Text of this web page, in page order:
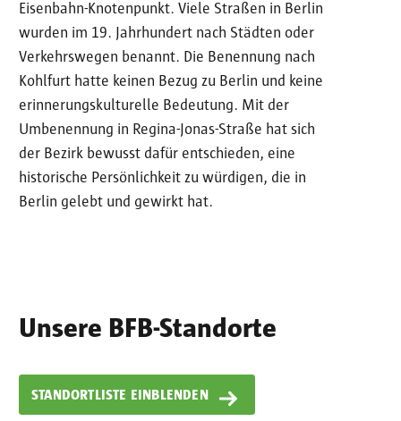
Eisenbahn-Knotenpunkt. Viele Straßen in Berlin
wurden im 19. Jahrhundert nach Städten oder
Verkehrswegen benannt. Die Benennung nach
Kohlfurt hatte keinen Bezug zu Berlin und keine
erinnerungskulturelle Bedeutung. Mit der
Umbenennung in Regina-Jonas-Straße hat sich
der Bezirk bewusst dafür entschieden, eine
historische Persönlichkeit zu würdigen, die in
Berlin gelebt und gewirkt hat.
Unsere BFB-Standorte